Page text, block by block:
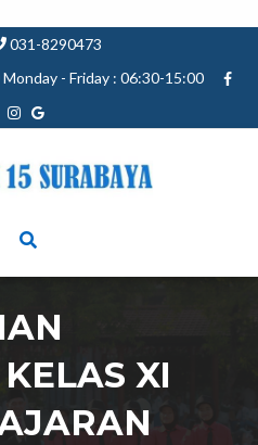
031-8290473
Monday - Friday : 06:30-15:00
XI